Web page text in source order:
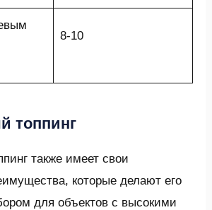
8-10
топпинг
также имеет свои
которые делают его
для объектов с высокими